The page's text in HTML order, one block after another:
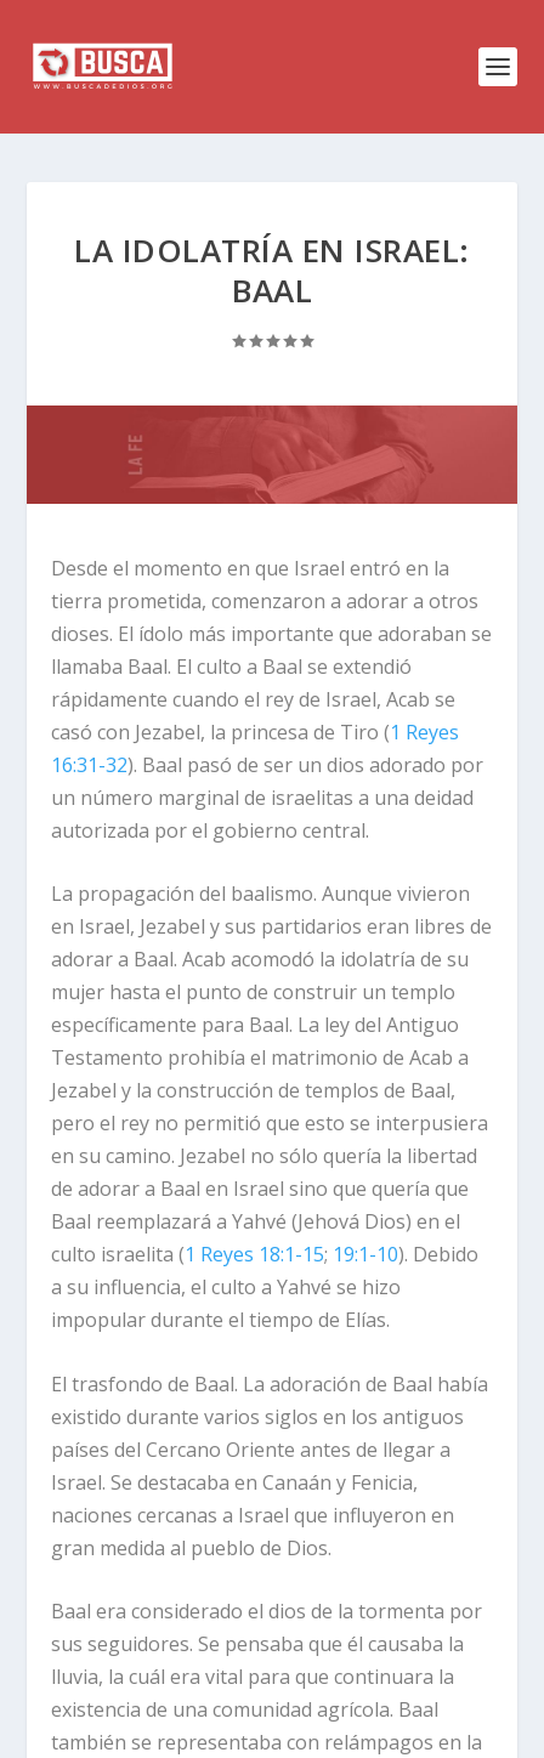
LA IDOLATRÍA EN ISRAEL:
BAAL
Desde el momento en que Israel entró en la
tierra prometida, comenzaron a adorar a otros
dioses. El ídolo más importante que adoraban se
llamaba Baal. El culto a Baal se extendió
rápidamente cuando el rey de Israel, Acab se
casó con Jezabel, la princesa de Tiro (1 Reyes
16:31-32). Baal pasó de ser un dios adorado por
un número marginal de israelitas a una deidad
autorizada por el gobierno central.
La propagación del baalismo. Aunque vivieron
en Israel, Jezabel y sus partidarios eran libres de
adorar a Baal. Acab acomodó la idolatría de su
mujer hasta el punto de construir un templo
específicamente para Baal. La ley del Antiguo
Testamento prohibía el matrimonio de Acab a
Jezabel y la construcción de templos de Baal,
pero el rey no permitió que esto se interpusiera
en su camino. Jezabel no sólo quería la libertad
de adorar a Baal en Israel sino que quería que
Baal reemplazará a Yahvé (Jehová Dios) en el
culto israelita (1 Reyes 18:1-15; 19:1-10). Debido
a su influencia, el culto a Yahvé se hizo
impopular durante el tiempo de Elías.
El trasfondo de Baal. La adoración de Baal había
existido durante varios siglos en los antiguos
países del Cercano Oriente antes de llegar a
Israel. Se destacaba en Canaán y Fenicia,
naciones cercanas a Israel que influyeron en
gran medida al pueblo de Dios.
Baal era considerado el dios de la tormenta por
sus seguidores. Se pensaba que él causaba la
lluvia, la cuál era vital para que continuara la
existencia de una comunidad agrícola. Baal
también se representaba con relámpagos en la